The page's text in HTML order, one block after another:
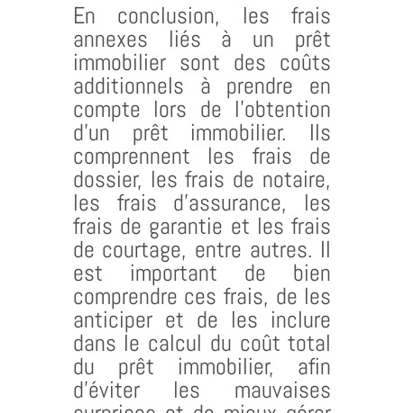
En conclusion, les frais
annexes liés à un prêt
immobilier sont des coûts
additionnels à prendre en
compte lors de l’obtention
d’un prêt immobilier. Ils
comprennent les frais de
dossier, les frais de notaire,
les frais d’assurance, les
frais de garantie et les frais
de courtage, entre autres. Il
est important de bien
comprendre ces frais, de les
anticiper et de les inclure
dans le calcul du coût total
du prêt immobilier, afin
d’éviter les mauvaises